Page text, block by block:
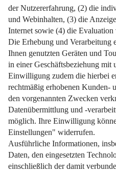
Impressum
Pflichtinformationen
Barrierefreiheit